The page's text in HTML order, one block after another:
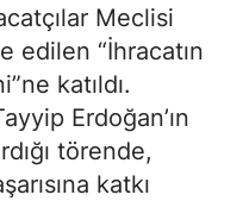
Meclisi
edilen “İhracatın
katıldı.
Erdoğan’ın
törende,
katkı